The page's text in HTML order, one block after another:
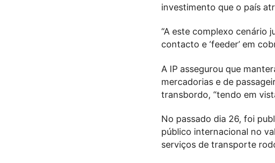
investimento que o país
“A este complexo cenário
contacto e ‘feeder’ em
A IP assegurou que
mercadorias e de
transbordo, “tendo em
No passado dia 26, foi
público internacional no
serviços de transporte